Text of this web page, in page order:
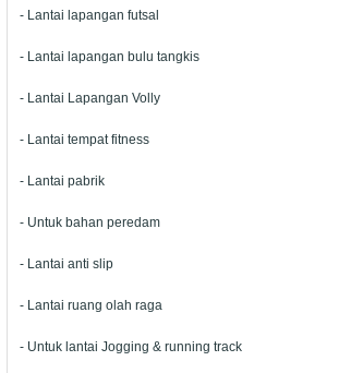
- Lantai lapangan futsal
- Lantai lapangan bulu tangkis
- Lantai Lapangan Volly
- Lantai tempat fitness
- Lantai pabrik
- Untuk bahan peredam
- Lantai anti slip
- Lantai ruang olah raga
- Untuk lantai Jogging & running track